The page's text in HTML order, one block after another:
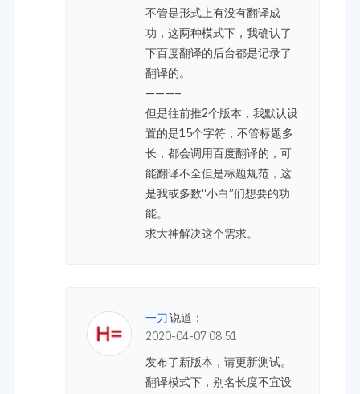
不管是形式上有没有翻译成
功，这两种模式下，我确认了
下百度翻译的后台都是记录了
翻译的。
———–
但是往前推2个版本，我默认设
置的是15个字符，不管标题多
长，都会调用百度翻译的，可
能翻译不全但是标题规范，这
是我或多数“小白”们想要的功
能。
求大神解决这个需求。
一刀说道：
2020-04-07 08:51
发布了新版本，请更新测试。
翻译模式下，别名长度不宜设